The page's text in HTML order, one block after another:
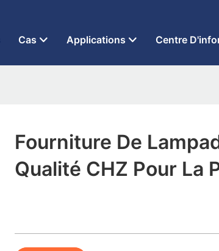
Cas Applications Centre
Fourniture De
Qualité CHZ Pour La